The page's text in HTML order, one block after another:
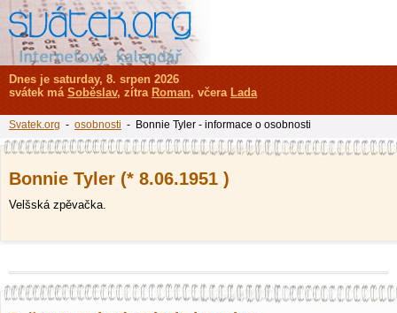
Bonnie Tyler (* 8.06.1951 )
Velšská zpěvačka.
Dnes je saturday, 8. srpen 2026
svátek má Soběslav, zítra Roman, včera Lada
Svatek.org - osobnosti - Bonnie Tyler - informace o osobnosti